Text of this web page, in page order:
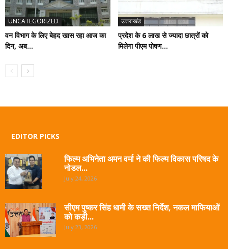
UNCATEGORIZED
वन विभाग के लिए बेहद खास रहा आज का
दिन, अब...
उत्तराखंड
प्रदेश के 6 लाख से ज्यादा छात्रों को
मिलेगा पीएम पोषण...
EDITOR PICKS
फिल्म अभिनेता अमन वर्मा ने की फिल्म विकास परिषद के
नोडल...
July 24, 2026
सीएम पुष्कर सिंह धामी के सख्त निर्देश, नकल माफियाओं
को कड़ी...
July 23, 2026